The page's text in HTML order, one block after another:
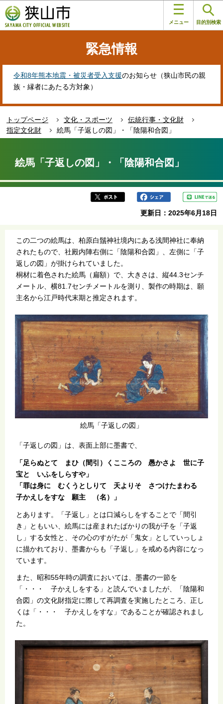
の
ペ
す
メニュー 目的別検索
緊急情報
令和8年熊本地震・被災者受入支援のお知らせ（狭山市民の親
族・縁者にあたる方対象）
トップページ 文化・スポーツ
伝統行事・文化財
指定文化財
絵馬「子返しの図」・「陰陽和合図」
か
絵馬「子返しの図」・「陰陽和合図」
更新日：2025年6月18日
この二つの絵馬は、柏原白鬚神社境内にある浅間神社に奉納
されたもので、社殿内陣右側に「陰陽和合図」、左側に「子
返しの図」が掛けられていました。
桐材に着色された絵馬（扁額）で、大きさは、縦44.3センチ
メートル、横81.7センチメートルを測り、製作の時期は、願
主名から江戸時代末期と推定されます。
絵馬「子返しの図」
「子返しの図」は、表面上部に墨書で、
「足らぬとて まひ（間引）くこころの 愚かさよ 世に子
宝と いふをしらすや」
「罪は身に むくうとしりて 天よりそ さつけたまわる
子かえしをすな 願主 （名）」
とあります。「子返し」とは口減らしをすることで「間引
き」ともいい、絵馬には産まれたばかりの我が子を「子返
し」する女性と、その心のすがたが「鬼女」としていっしょ
に描かれており、墨書からも「子返し」を戒める内容になっ
ています。
また、昭和55年時の調査においては、墨書の一節を
「・・・ 子かえしをする」と読んでいましたが、「陰陽和
合図」の文化財指定に際して再調査を実施したところ、正し
くは「・・・ 子かえしをすな」であることが確認されまし
た。